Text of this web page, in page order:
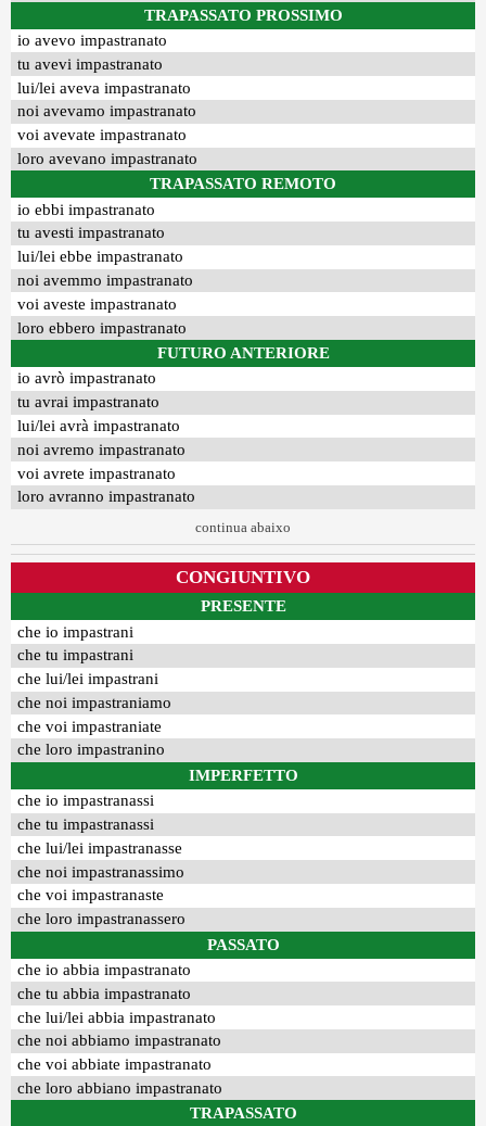
TRAPASSATO PROSSIMO
io avevo impastranato
tu avevi impastranato
lui/lei aveva impastranato
noi avevamo impastranato
voi avevate impastranato
loro avevano impastranato
TRAPASSATO REMOTO
io ebbi impastranato
tu avesti impastranato
lui/lei ebbe impastranato
noi avemmo impastranato
voi aveste impastranato
loro ebbero impastranato
FUTURO ANTERIORE
io avrò impastranato
tu avrai impastranato
lui/lei avrà impastranato
noi avremo impastranato
voi avrete impastranato
loro avranno impastranato
continua abaixo
CONGIUNTIVO
PRESENTE
che io impastrani
che tu impastrani
che lui/lei impastrani
che noi impastraniamo
che voi impastraniate
che loro impastranino
IMPERFETTO
che io impastranassi
che tu impastranassi
che lui/lei impastranasse
che noi impastranassimo
che voi impastranaste
che loro impastranassero
PASSATO
che io abbia impastranato
che tu abbia impastranato
che lui/lei abbia impastranato
che noi abbiamo impastranato
che voi abbiate impastranato
che loro abbiano impastranato
TRAPASSATO